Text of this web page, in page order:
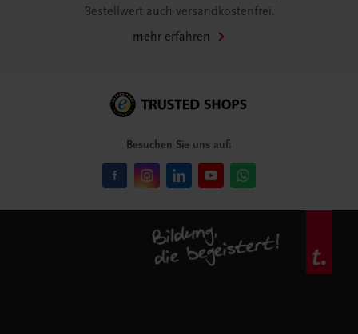
Bestellwert auch versandkostenfrei.
mehr erfahren
Besuchen Sie uns auf: